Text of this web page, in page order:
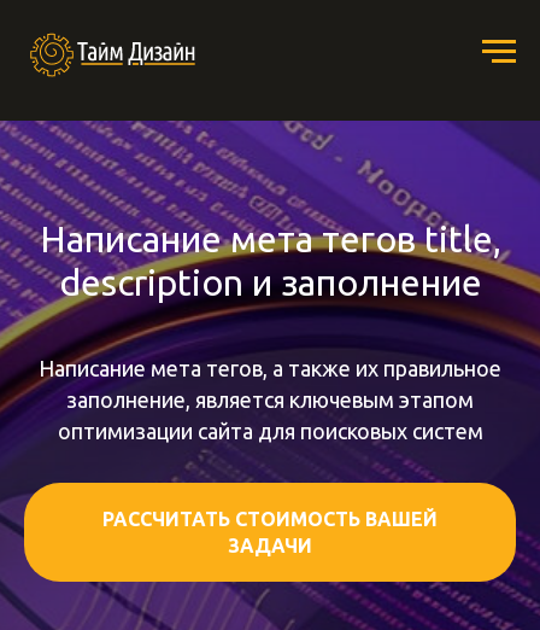
Написание мета тегов title,
description и заполнение
Написание мета тегов, а также их правильное
заполнение, является ключевым этапом
оптимизации сайта для поисковых систем
РАССЧИТАТЬ СТОИМОСТЬ ВАШЕЙ
ЗАДАЧИ